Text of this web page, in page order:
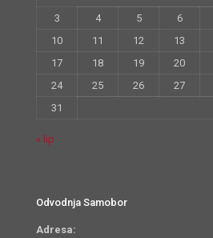
3
4 5 6
10
11 12 13
17
18 19 20
24
25 26 27
31
« lip
Odvodnja Samobor
Adresa: